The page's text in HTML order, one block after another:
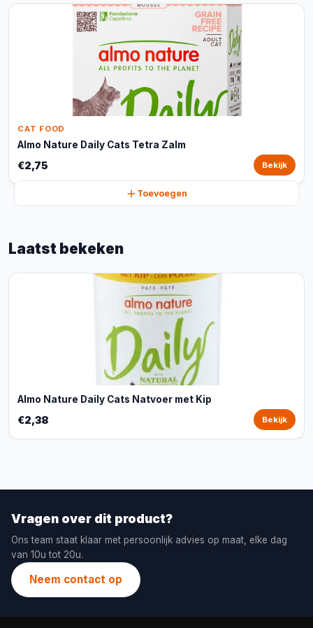
CAT FOOD
Almo Nature Daily Cats Tetra Zalm
€2,75 Bekijk
Toevoegen
Laatst bekeken
Almo Nature Daily Cats Natvoer met Kip
€2,38 Bekijk
Vragen over dit product?
Ons team staat klaar met persoonlijk advies op maat, elke dag
van 10u tot 20u.
Neem contact op